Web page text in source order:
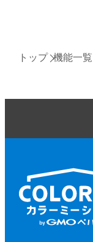
トップ 機能一覧